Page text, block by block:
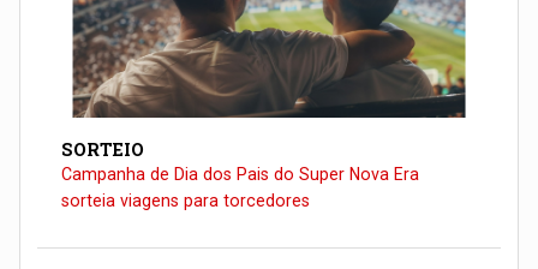
SORTEIO
Campanha de Dia dos Pais do Super Nova Era
sorteia viagens para torcedores